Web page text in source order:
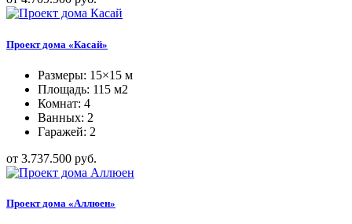
Проект дома «Касай»
Размеры: 15×15 м
Площадь: 115 м2
Комнат: 4
Ванных: 2
Гаражей: 2
от 3.737.500 руб.
Проект дома «Аллюен»